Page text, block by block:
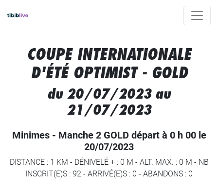
COUPE INTERNATIONALE
D'ÉTÉ OPTIMIST - GOLD
du 20/07/2023 au
21/07/2023
Minimes - Manche 2 GOLD départ à 0 h 00 le
20/07/2023
DISTANCE : 1 KM - DÉNIVELÉ + : 0 M - ALT. MAX. : 0 M - NB
INSCRIT(E)S : 92 - ARRIVÉ(E)S : 0 - ABANDONS : 0